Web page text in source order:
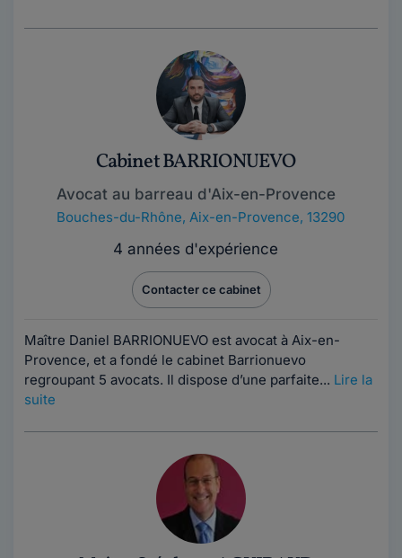
Cabinet BARRIONUEVO
Avocat au barreau d'Aix-en-Provence
Bouches-du-Rhône, Aix-en-Provence, 13290
4 années d'expérience
Contacter ce cabinet
Maître Daniel BARRIONUEVO est avocat à Aix-en-
Provence, et a fondé le cabinet Barrionuevo
regroupant 5 avocats. Il dispose d’une parfaite... Lire la
suite